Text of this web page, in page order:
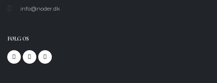
info@noder.dk
FØLG OS